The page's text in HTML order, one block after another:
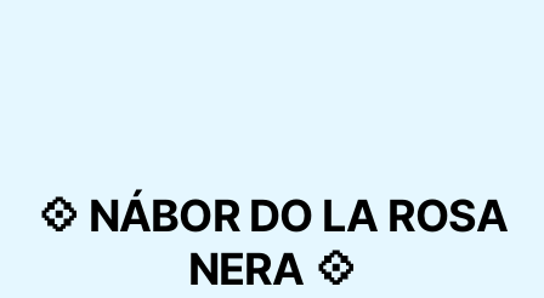
💠 NÁBOR DO LA ROSA
NERA 💠